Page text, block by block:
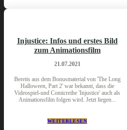
Injustice: Infos und erstes Bild
zum Animationsfilm
21.07.2021
Bereits aus dem Bonusmaterial von 'The Long
Halloween, Part 2' war bekannt, dass die
Videospiel-und Comicreihe 'Injustice' auch als
Animationsfilm folgen wird. Jetzt liegen...
WEITERLESEN